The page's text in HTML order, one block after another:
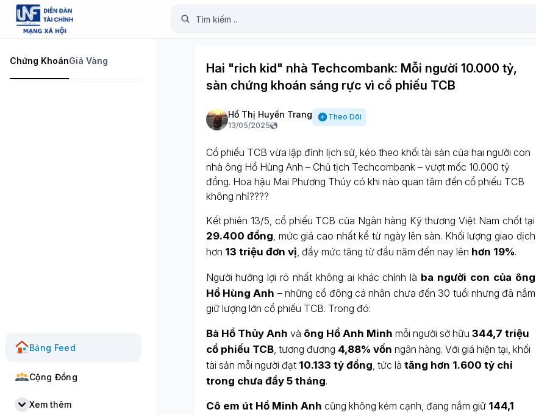
Chứng KhoánGiá Vàng
Bảng Feed
Cộng Đồng
Xem thêm
Hai "rich kid" nhà Techcombank: Mỗi người 10.000 tỷ,
sàn chứng khoán sáng rực vì cổ phiếu TCB
Hồ Thị Huyền Trang
13/05/2025
Theo Dõi
Cổ phiếu TCB vừa lập đỉnh lịch sử, kéo theo khối tài sản của hai người con
nhà ông Hồ Hùng Anh – Chủ tịch Techcombank – vượt mốc 10.000 tỷ
đồng. Hoa hậu Mai Phương Thúy có khi nào quan tâm đến cổ phiếu TCB
không nhỉ????
Kết phiên 13/5, cổ phiếu TCB của Ngân hàng Kỹ thương Việt Nam chốt tại
29.400 đồng, mức giá cao nhất kể từ ngày lên sàn. Khối lượng giao dịch
hơn 13 triệu đơn vị, đẩy mức tăng từ đầu năm đến nay lên hơn 19%.
Người hưởng lợi rõ nhất không ai khác chính là ba người con của ông
Hồ Hùng Anh – những cổ đông cá nhân chưa đến 30 tuổi nhưng đã nắm
giữ lượng lớn cổ phiếu TCB. Trong đó:
Bà Hồ Thủy Anh và ông Hồ Anh Minh mỗi người sở hữu 344,7 triệu
cổ phiếu TCB, tương đương 4,88% vốn ngân hàng. Với giá hiện tại, khối
tài sản mỗi người đạt 10.133 tỷ đồng, tức là tăng hơn 1.600 tỷ chỉ
trong chưa đầy 5 tháng.
Cô em út Hồ Minh Anh cũng không kém cạnh, đang nắm giữ 144,1